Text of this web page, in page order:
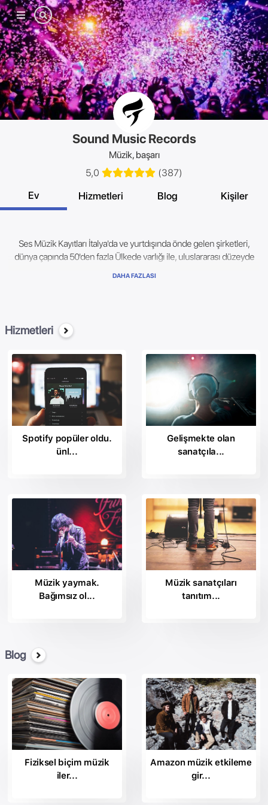
Mobil
menü
Sound Music Records
Müzik, başarı
5,0
(387)
Ev Hizmetleri Blog Kişiler
Ses Müzik Kayıtları İtalya'da ve yurtdışında önde gelen şirketleri,
dünya çapında 50'den fazla Ülkede varlığı ile, uluslararası düzeyde
Ses Müzik endüstrisinin manzarası en saygın plak şirketleri de dahil
Plaj Caddesi Kayıtları;
Siyah Tereyağı
Kaydeder
BPG Müzik.
Bystorm Eğlence;
Century Media
Columbia Nashville
Topu Kayıtları;
Epic Records
Gerekli Kayıtları;
Temel İbadet;
Fo Yo Ruh Kayıtları.
Iona Kayıtları
Bakanlık.
Anıt Kayıtları, OKeh;
Polo Grounds Music
Portre, RCA İlham;
RCA Nashville
DAHA FAZLASI
Hizmetleri
Spotify popüler oldu.
ünl...
Gelişmekte olan
sanatçıla...
Müzik yaymak.
Bağımsız ol...
Müzik sanatçıları
tanıtım...
Blog
Fiziksel biçim müzik
iler...
Amazon müzik etkileme
gir...